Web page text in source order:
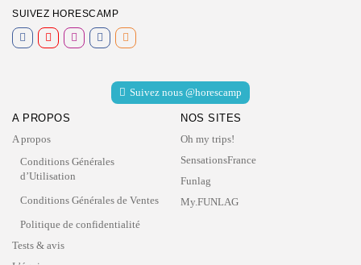
SUIVEZ HORESCAMP
Suivez nous @horescamp
A PROPOS
A propos
Conditions Générales
d’Utilisation
Conditions Générales de Ventes
Politique de confidentialité
Tests & avis
NOS SITES
Oh my trips!
SensationsFrance
Funlag
My.FUNLAG